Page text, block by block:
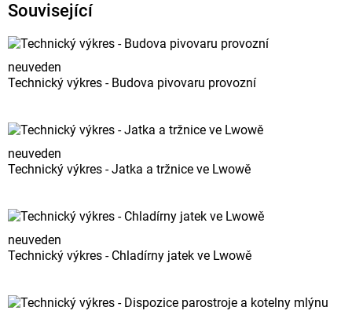
Související
neuveden
Technický výkres - Budova pivovaru provozní
neuveden
Technický výkres - Jatka a tržnice ve Lwowě
neuveden
Technický výkres - Chladírny jatek ve Lwowě